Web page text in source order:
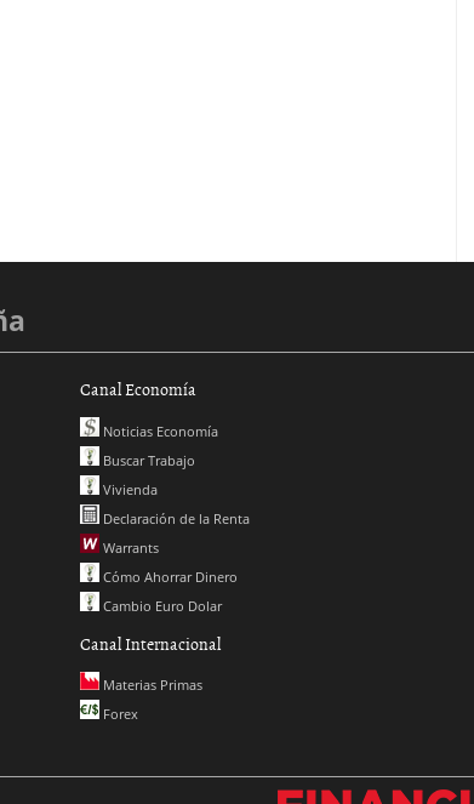
Canal Economía
Noticias Economía
Buscar Trabajo
Vivienda
Declaración de la Renta
Warrants
Cómo Ahorrar Dinero
Cambio Euro Dolar
Canal Internacional
Materias Primas
Forex